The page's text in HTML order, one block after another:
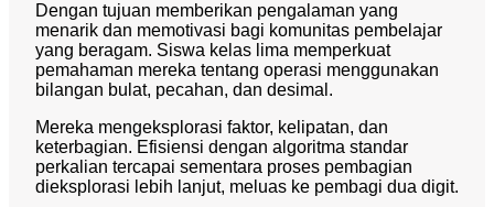
Dengan tujuan memberikan pengalaman yang
menarik dan memotivasi bagi komunitas pembelajar
yang beragam. Siswa kelas lima memperkuat
pemahaman mereka tentang operasi menggunakan
bilangan bulat, pecahan, dan desimal.
Mereka mengeksplorasi faktor, kelipatan, dan
keterbagian. Efisiensi dengan algoritma standar
perkalian tercapai sementara proses pembagian
dieksplorasi lebih lanjut, meluas ke pembagi dua digit.